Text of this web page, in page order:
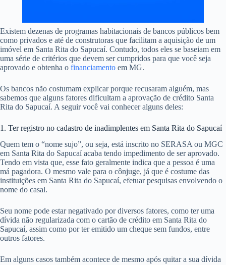
Existem dezenas de programas habitacionais de bancos públicos bem
como privados e até de construtoras que facilitam a aquisição de um
imóvel em Santa Rita do Sapucaí. Contudo, todos eles se baseiam em
uma série de critérios que devem ser cumpridos para que você seja
aprovado e obtenha o financiamento em MG.
Os bancos não costumam explicar porque recusaram alguém, mas
sabemos que alguns fatores dificultam a aprovação de crédito Santa
Rita do Sapucaí. A seguir você vai conhecer alguns deles:
1. Ter registro no cadastro de inadimplentes em Santa Rita do Sapucaí
Quem tem o “nome sujo”, ou seja, está inscrito no SERASA ou MGC
em Santa Rita do Sapucaí acaba tendo impedimento de ser aprovado.
Tendo em vista que, esse fato geralmente indica que a pessoa é uma
má pagadora. O mesmo vale para o cônjuge, já que é costume das
instituições em Santa Rita do Sapucaí, efetuar pesquisas envolvendo o
nome do casal.
Seu nome pode estar negativado por diversos fatores, como ter uma
dívida não regularizada com o cartão de crédito em Santa Rita do
Sapucaí, assim como por ter emitido um cheque sem fundos, entre
outros fatores.
Em alguns casos também acontece de mesmo após quitar a sua dívida